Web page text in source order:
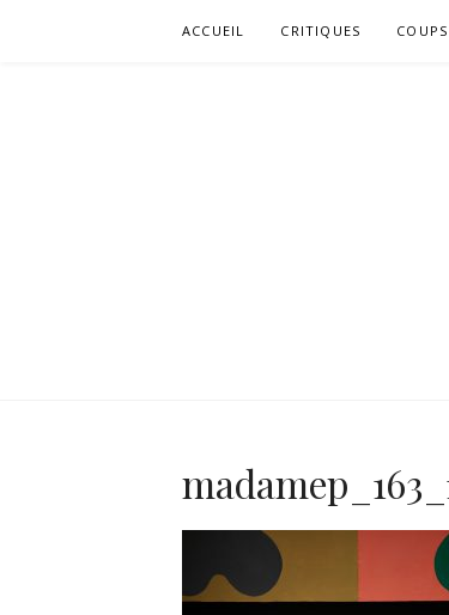
ACCUEIL CRITIQUES